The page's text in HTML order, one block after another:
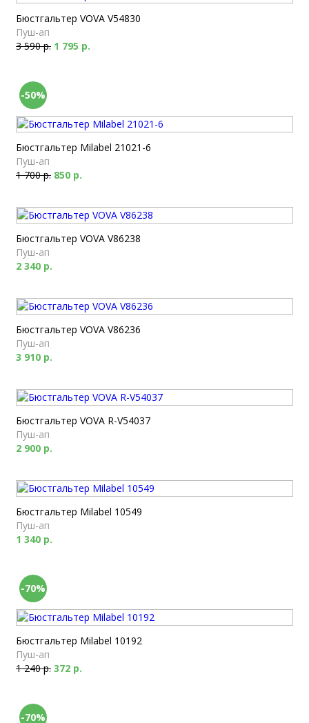
Бюстгальтер VOVA V54830
Пуш-ап
3 590 р. 1 795 р.
-50%
Бюстгальтер Milabel 21021-6
Пуш-ап
1 700 р. 850 р.
Бюстгальтер VOVA V86238
Пуш-ап
2 340 р.
Бюстгальтер VOVA V86236
Пуш-ап
3 910 р.
Бюстгальтер VOVA R-V54037
Пуш-ап
2 900 р.
Бюстгальтер Milabel 10549
Пуш-ап
1 340 р.
-70%
Бюстгальтер Milabel 10192
Пуш-ап
1 240 р. 372 р.
-70%